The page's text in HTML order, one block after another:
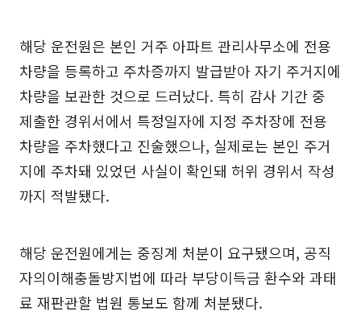
해당 운전원은 본인 거주 아파트 관리사무소에 전용
차량을 등록하고 주차증까지 발급받아 자기 주거지에
차량을 보관한 것으로 드러났다. 특히 감사 기간 중
제출한 경위서에서 특정일자에 지정 주차장에 전용
차량을 주차했다고 진술했으나, 실제로는 본인 주거
지에 주차돼 있었던 사실이 확인돼 허위 경위서 작성
까지 적발됐다.
해당 운전원에게는 중징계 처분이 요구됐으며, 공직
자의이해충돌방지법에 따라 부당이득금 환수와 과태
료 재판관할 법원 통보도 함께 처분됐다.